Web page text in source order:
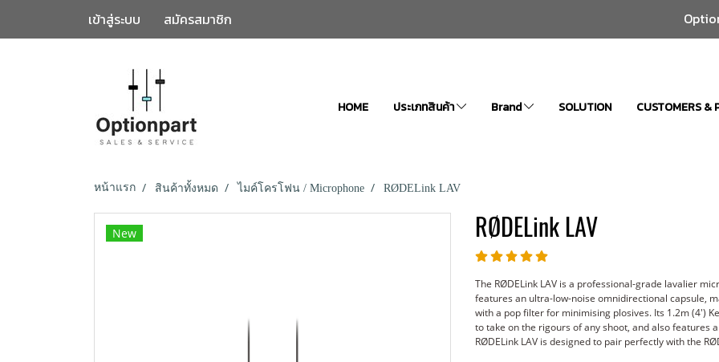
เข้าสู่ระบบ สมัครสมาชิก
HOME ประเภทสินค้า Brand SOLUTION CUSTOMERS &
หน้าแรก สินค้าทั้งหมด ไมค์โครโฟน / Microphone RØDELink LAV
New RØDELink LAV
The RØDELink LAV is a professional-grade lavalier
features an ultra-low-noise omnidirectional capsule,
with a pop filter for minimising plosives. Its 1.2m (4')
to take on the rigours of any shoot, and also features
RØDELink LAV is designed to pair perfectly with the